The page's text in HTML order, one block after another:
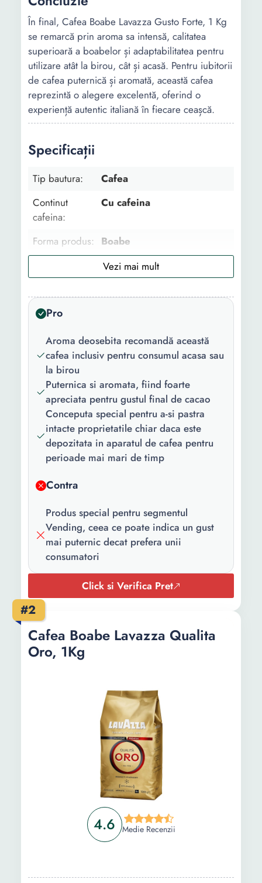
În final, Cafea Boabe Lavazza Gusto Forte, 1 Kg
se remarcă prin aroma sa intensă, calitatea
superioară a boabelor și adaptabilitatea pentru
utilizare atât la birou, cât și acasă. Pentru iubitorii
de cafea puternică și aromată, această cafea
reprezintă o alegere excelentă, oferind o
experiență autentic italiană în fiecare ceașcă.
Specificații
Tip bautura:
Cafea
Continut
cafeina:
Cu cafeina
Forma produs:
Boabe
Espresso
Beneficii:
Nivel prajire:
Intensa
Destinat
pentru:
Espressor Automat vending
Greutate:
1 Kg
Pro
Aroma deosebita recomandă această
cafea inclusiv pentru consumul acasa sau
la birou
Puternica si aromata, fiind foarte
apreciata pentru gustul final de cacao
Conceputa special pentru a-si pastra
intacte proprietatile chiar daca este
depozitata in aparatul de cafea pentru
perioade mai mari de timp
Contra
Produs special pentru segmentul
Vending, ceea ce poate indica un gust
mai puternic decat prefera unii
consumatori
Click si Verifica Pret
#2
4.6 Medie Recenzii
Cafea Boabe Lavazza Qualita
Oro, 1Kg